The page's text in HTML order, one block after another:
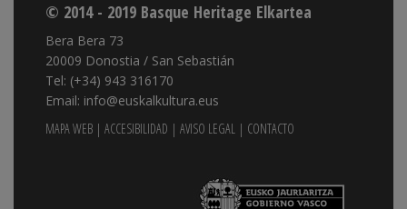
© 2014 - 2019 Basque Heritage Elkartea
Bera Bera 73
20009 Donostia / San Sebastián
Tel: (+34) 943 316170
Email: info@euskalkultura.eus
MAPA WEB | ACCESIBILIDAD | AVISO LEGAL | CONTACTO